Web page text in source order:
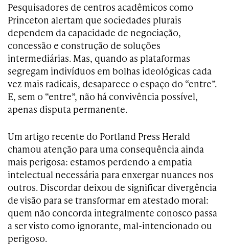
Pesquisadores de centros acadêmicos como
Princeton alertam que sociedades plurais
dependem da capacidade de negociação,
concessão e construção de soluções
intermediárias. Mas, quando as plataformas
segregam indivíduos em bolhas ideológicas cada
vez mais radicais, desaparece o espaço do “entre”.
E, sem o “entre”, não há convivência possível,
apenas disputa permanente.
Um artigo recente do Portland Press Herald
chamou atenção para uma consequência ainda
mais perigosa: estamos perdendo a empatia
intelectual necessária para enxergar nuances nos
outros. Discordar deixou de significar divergência
de visão para se transformar em atestado moral:
quem não concorda integralmente conosco passa
a ser visto como ignorante, mal-intencionado ou
perigoso.